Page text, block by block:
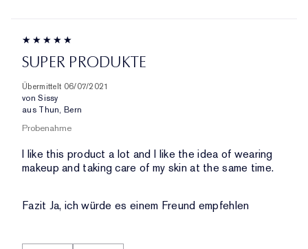
SUPER PRODUKTE
Übermittelt 06/07/2021
von Sissy
aus Thun, Bern
Probenahme
I like this product a lot and I like the idea of wearing
makeup and taking care of my skin at the same time.
Fazit Ja, ich würde es einem Freund empfehlen